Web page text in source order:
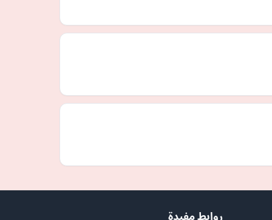
روابط مفيدة